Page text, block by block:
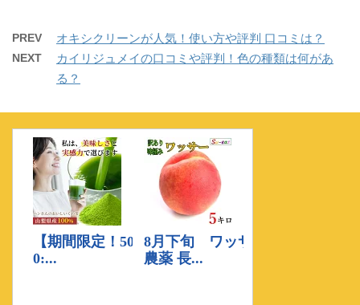
PREV オキシクリーンが人気！使い方や評判 口コミは？
NEXT
カイリジュメイの口コミや評判！色の種類は何があ
る？